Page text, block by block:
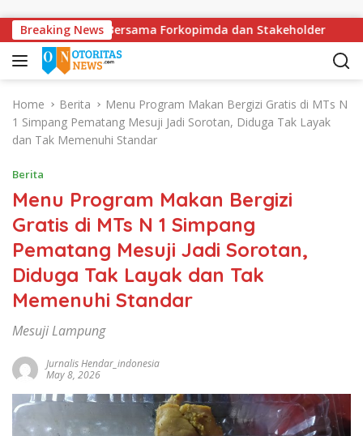
Breaking News
Lampung Bersama Forkopimda dan Stakeholder
Home Berita
Menu Program Makan Bergizi Gratis di MTs N
1 Simpang Pematang Mesuji Jadi Sorotan, Diduga Tak Layak
dan Tak Memenuhi Standar
Berita
Menu Program Makan Bergizi
Gratis di MTs N 1 Simpang
Pematang Mesuji Jadi Sorotan,
Diduga Tak Layak dan Tak
Memenuhi Standar
Mesuji Lampung
Jurnalis Hendar_indonesia
May 8, 2026